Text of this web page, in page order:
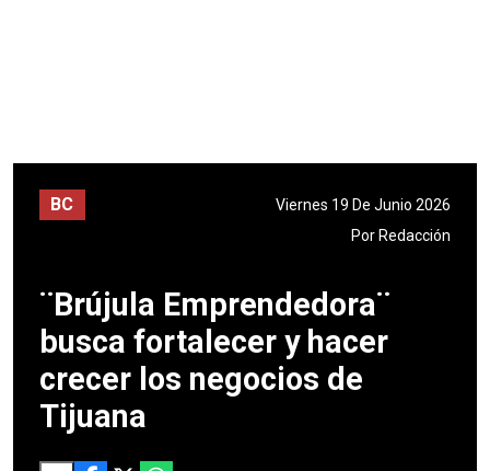
BC
Viernes 19 De Junio 2026
Por Redacción
¨Brújula Emprendedora¨
busca fortalecer y hacer
crecer los negocios de
Tijuana